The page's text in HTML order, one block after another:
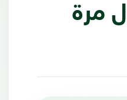
مرة